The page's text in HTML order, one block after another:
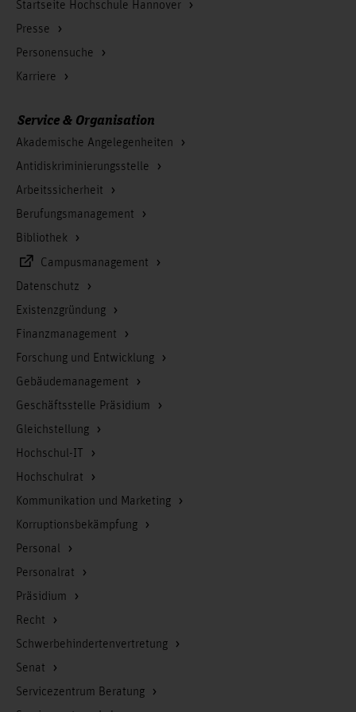
Startseite Hochschule Hannover
Presse
Personensuche
Karriere
Service & Organisation
Akademische Angelegenheiten
Antidiskriminierungsstelle
Arbeitssicherheit
Berufungsmanagement
Bibliothek
Campusmanagement
Datenschutz
Existenzgründung
Finanzmanagement
Forschung und Entwicklung
Gebäudemanagement
Geschäftsstelle Präsidium
Gleichstellung
Hochschul-IT
Hochschulrat
Kommunikation und Marketing
Korruptionsbekämpfung
Personal
Personalrat
Präsidium
Recht
Schwerbehindertenvertretung
Senat
Servicezentrum Beratung